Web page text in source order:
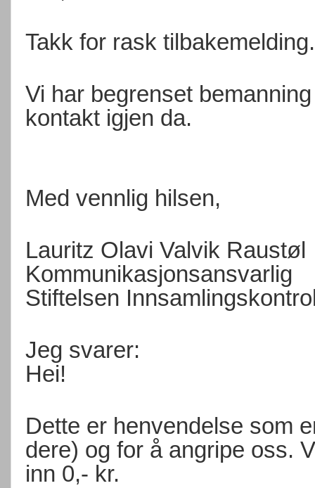
Takk for rask tilbakemelding.
Vi har begrenset
kontakt igjen da.
Med vennlig hilsen,
Lauritz Olavi Valvik Raustøl
Kommunikasjonsansvarlig
Stiftelsen
Jeg svarer:
Hei!
Dette er henvendelse som
dere) og for å angripe oss.
inn 0,- kr.